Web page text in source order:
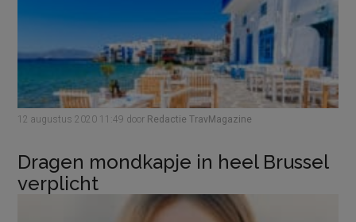
12 augustus 2020 11:49 door Redactie TravMagazine
Dragen mondkapje in heel Brussel
verplicht